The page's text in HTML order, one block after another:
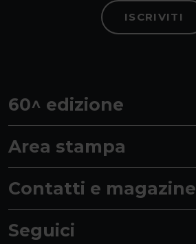
ISCRIVITI
60^ edizione
Area stampa
Contatti e magazine
Seguici